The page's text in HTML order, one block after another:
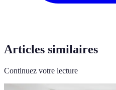
Articles similaires
Continuez votre lecture